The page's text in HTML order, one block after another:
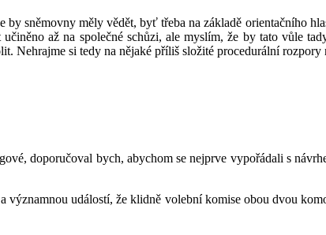
sněmovny měly vědět, byť třeba na základě orientačního
až na společné schůzi, ale myslím, že by tato vůle
Nehrajme si tedy na nějaké příliš složité procedurální rozpory
doporučoval bych, abychom se nejprve vypořádali s
událostí, že klidně volební komise obou dvou